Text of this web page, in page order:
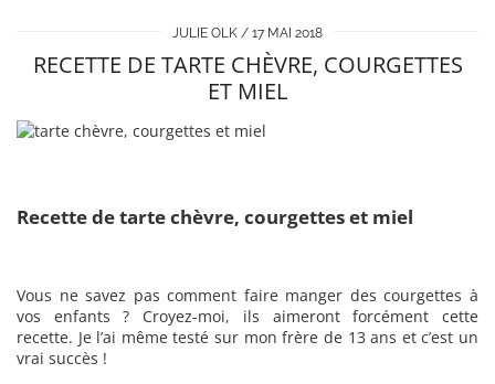
JULIE OLK 17 MAI 2018
RECETTE DE TARTE CHÈVRE, COURGETTES
ET MIEL
Recette de tarte chèvre, courgettes et miel
Vous ne savez pas comment faire manger des courgettes à
vos enfants ? Croyez-moi, ils aimeront forcément cette
recette. Je l’ai même testé sur mon frère de 13 ans et c’est un
vrai succès !